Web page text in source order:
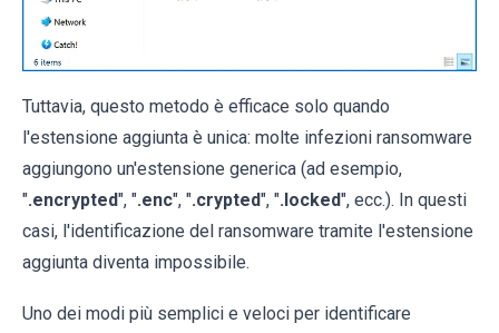
Tuttavia, questo metodo è efficace solo quando
l'estensione aggiunta è unica: molte infezioni ransomware
aggiungono un'estensione generica (ad esempio,
".encrypted", ".enc", ".crypted", ".locked", ecc.). In questi
casi, l'identificazione del ransomware tramite l'estensione
aggiunta diventa impossibile.
Uno dei modi più semplici e veloci per identificare